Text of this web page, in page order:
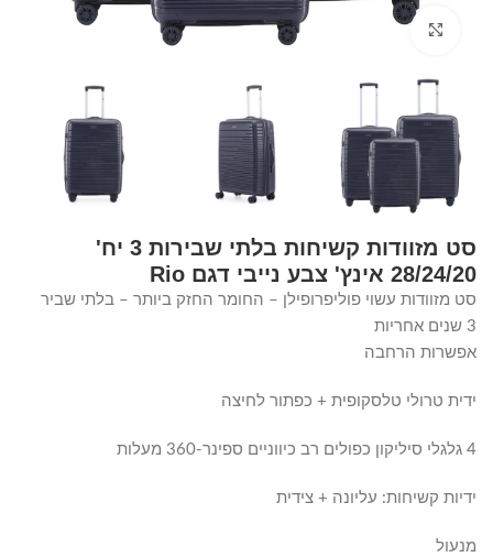
Click to enlarge
סט מזוודות קשיחות בלתי שבירות 3 יח'
28/24/20 אינץ' צבע נייבי דגם Rio
סט מזוודות עשוי פוליפרופילן – החומר החזק ביותר – בלתי שביר
3 שנים אחריות
אפשרות הרחבה
ידית טרולי טלסקופית + כפתור לחיצה
4 גלגלי סיליקון כפולים רב כיווניים ספינר-360 מעלות
ידיות קשיחות: עליונה + צידית
מנעול